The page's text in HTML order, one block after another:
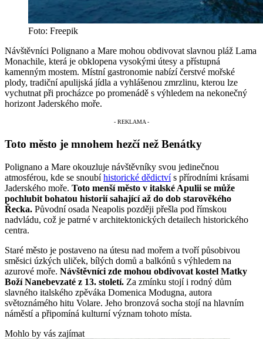
Foto: Freepik
Návštěvníci Polignano a Mare mohou obdivovat slavnou pláž Lama
Monachile, která je obklopena vysokými útesy a přístupná
kamenným mostem. Místní gastronomie nabízí čerstvé mořské
plody, tradiční apulijská jídla a vyhlášenou zmrzlinu, kterou lze
vychutnat při procházce po promenádě s výhledem na nekonečný
horizont Jaderského moře.
Toto město je mnohem hezčí než Benátky
Polignano a Mare okouzluje návštěvníky svou jedinečnou
atmosférou, kde se snoubíhistorické dědictvís přírodními krásami
Jaderského moře. Toto menší město v italské Apulii se může
pochlubit bohatou historií sahající až do dob starověkého
Řecka. Původní osada Neapolis později přešla pod římskou
nadvládu, což je patrné v architektonických detailech historického
centra.
Staré město je postaveno na útesu nad mořem a tvoří působivou
směsici úzkých uliček, bílých domů a balkónů s výhledem na
azurové moře. Návštěvníci zde mohou obdivovat kostel Matky
Boží Nanebevzaté z 13. století. Za zmínku stojí i rodný dům
slavného italského zpěváka Domenica Modugna, autora
světoznámého hitu Volare. Jeho bronzová socha stojí na hlavním
náměstí a připomíná kulturní význam tohoto místa.
Mohlo by vás zajímat